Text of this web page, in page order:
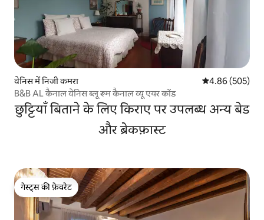
वेनिस में निजी कमरा औसत रेटिंग 5 में से
4.86 (505)
B&B AL कैनाल वेनिस ब्लू रूम कैनाल व्यू एयर कोंड
छुट्टियाँ बिताने के लिए किराए पर उपलब्ध अन्य बेड
और ब्रेकफ़ास्ट
गेस्ट्स की फ़ेवरेट
गेस्ट्स की फ़ेवरेट